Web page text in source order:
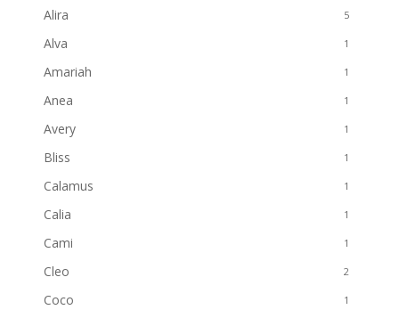
Alira 5
Alva 1
Amariah 1
Anea 1
Avery 1
Bliss 1
Calamus 1
Calia 1
Cami 1
Cleo 2
Coco 1